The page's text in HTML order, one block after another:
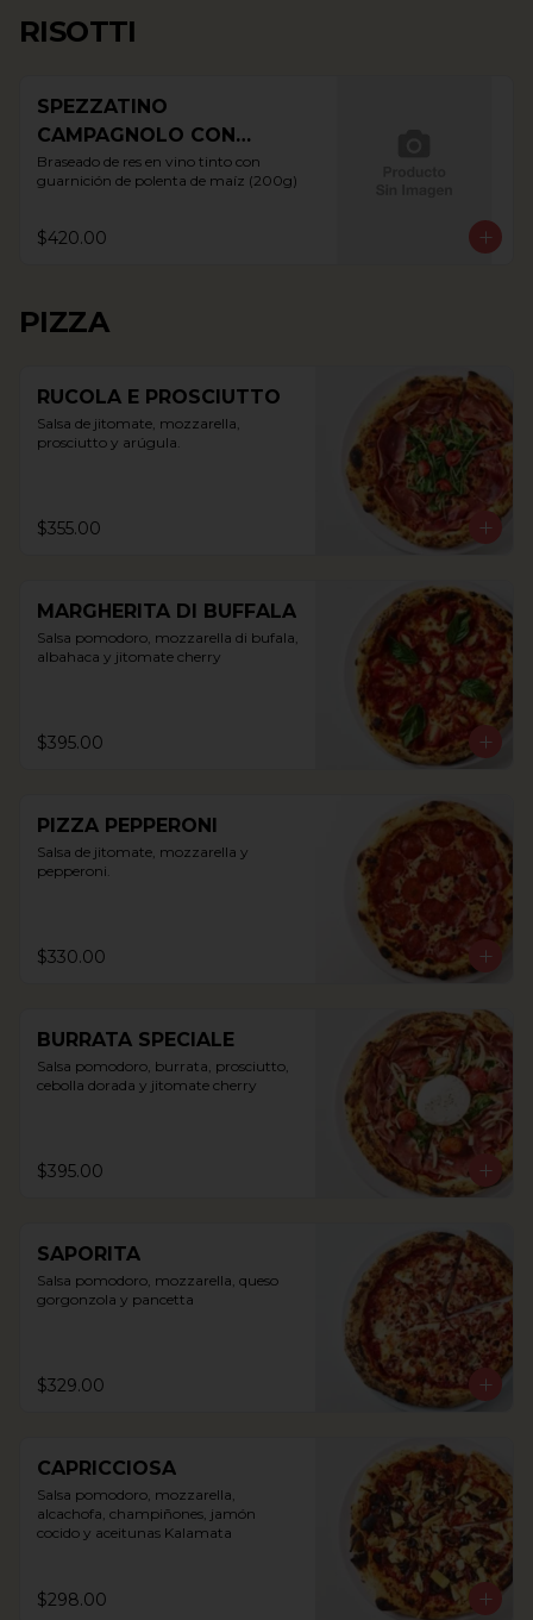
RISOTTI
SPEZZATINO
CAMPAGNOLO CON
POLENTA
Braseado de res en vino tinto con
guarnición de polenta de maíz (200g)
$420.00
PIZZA
RUCOLA E PROSCIUTTO
Salsa de jitomate, mozzarella,
prosciutto y arúgula.
$355.00
MARGHERITA DI BUFFALA
Salsa pomodoro, mozzarella di bufala,
albahaca y jitomate cherry
$395.00
PIZZA PEPPERONI
Salsa de jitomate, mozzarella y
pepperoni.
$330.00
BURRATA SPECIALE
Salsa pomodoro, burrata, prosciutto,
cebolla dorada y jitomate cherry
$395.00
SAPORITA
Salsa pomodoro, mozzarella, queso
gorgonzola y pancetta
$329.00
CAPRICCIOSA
Salsa pomodoro, mozzarella,
alcachofa, champiñones, jamón
cocido y aceitunas Kalamata
$298.00